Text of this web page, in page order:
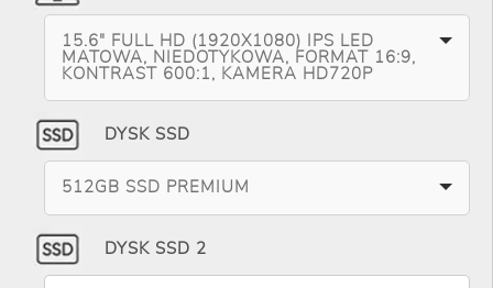
15.6" FULL HD (1920X1080) IPS LED
MATOWA, NIEDOTYKOWA, FORMAT 16:9,
KONTRAST 600:1, KAMERA HD720P
DYSK SSD
512GB SSD PREMIUM
DYSK SSD 2